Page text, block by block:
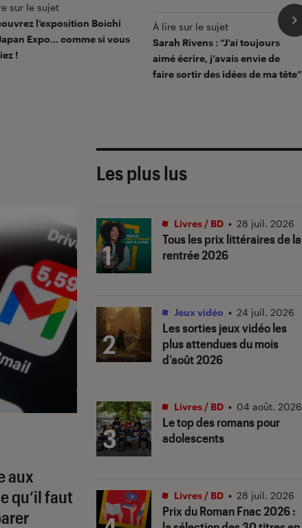
sur le sujet
l’exposition Boichi
Expo… comme si vous
!
À lire sur le sujet
Sarah Rivens : “J’ai toujours
aimé écrire, j’avais envie de
faire sortir des idées de ma tête”
aux
qu’il faut
Les plus lus
1
Tous les prix littéraires de la
rentrée 2026
Livres / BD • 28 juil. 2026
2
Les sorties jeux vidéo les
plus attendues du mois
d’août 2026
Jeux vidéo • 24 juil. 2026
3
Le top des romans pour
adolescents
Livres / BD • 04 août. 2026
Prix du Roman Fnac 2026 :
Livres / BD • 28 juil. 2026